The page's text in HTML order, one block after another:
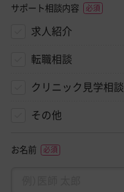
サポート相談内容
求人紹介
転職相談
クリニック見学相談
その他
お名前